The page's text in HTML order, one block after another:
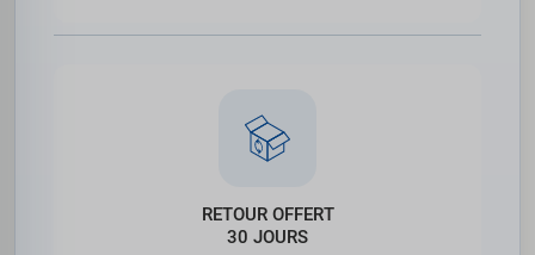
RETOUR OFFERT
30 JOURS